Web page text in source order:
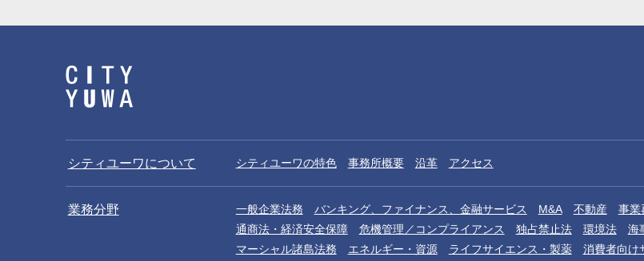
シティユーワについて シティユーワの特色 事務所概要 沿革 アクセス
業務分野 一般企業法務 バンキング、ファイナンス、金融サービス M&A 不動産 事業
通商法・経済安全保障
危機管理／コンプライアンス 独占禁止法 環境法 海
マーシャル諸島法務
エネルギー・資源 ライフサイエンス・製薬 消費者向け